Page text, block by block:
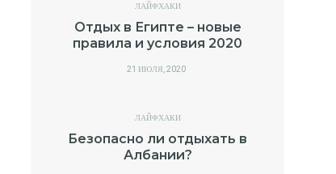
ЛАЙФХАКИ
Отдых в Египте – новые
правила и условия 2020
POSTED
21 ИЮЛЯ, 2020
ЛАЙФХАКИ
Безопасно ли отдыхать в
Албании?